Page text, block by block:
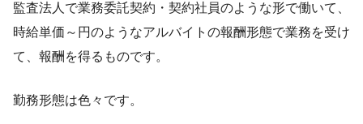
監査法人で業務委託契約・契約社員のような形で働いて、
時給単価～円のようなアルバイトの報酬形態で業務を受け
て、報酬を得るものです。
勤務形態は色々です。